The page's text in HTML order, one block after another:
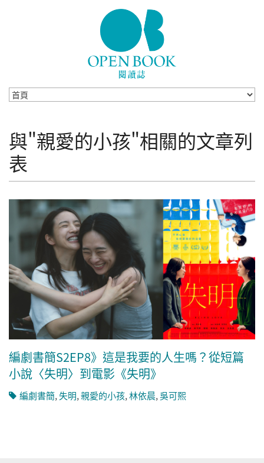
與"親愛的小孩"相關的文章列
表
編劇書簡S2EP8》這是我要的人生嗎？從短篇
小說〈失明〉到電影《失明》
編劇書簡,失明,親愛的小孩,林依晨,吳可熙